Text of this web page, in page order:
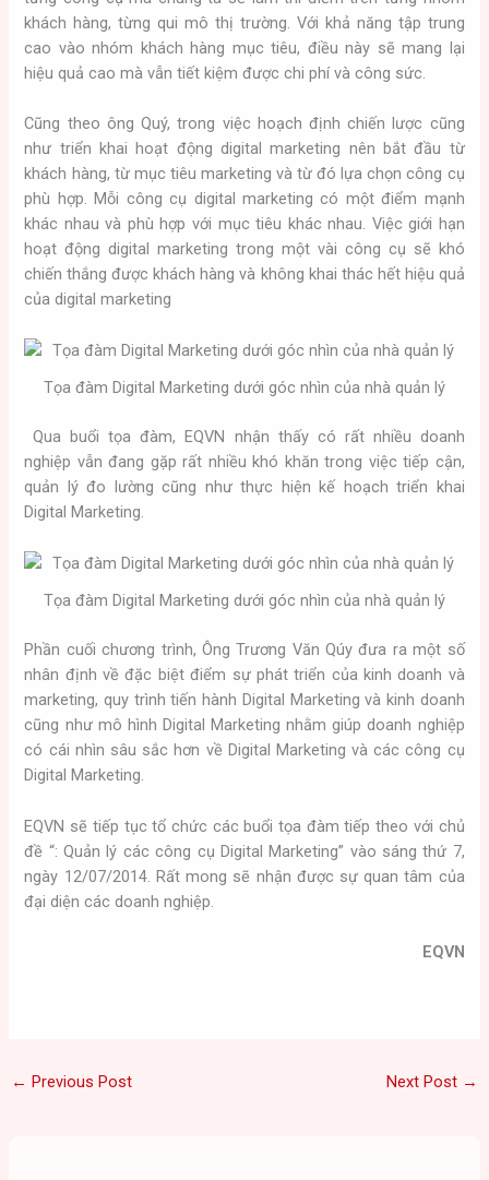
khách hàng, từng qui mô thị trường. Với khả năng tập trung
cao vào nhóm khách hàng mục tiêu, điều này sẽ mang lại
hiệu quả cao mà vẫn tiết kiệm được chi phí và công sức.
Cũng theo ông Quý, trong việc hoạch định chiến lược cũng
như triển khai hoạt động digital marketing nên bắt đầu từ
khách hàng, từ mục tiêu marketing và từ đó lựa chọn công cụ
phù hợp. Mỗi công cụ digital marketing có một điểm mạnh
khác nhau và phù hợp với mục tiêu khác nhau. Việc giới hạn
hoạt động digital marketing trong một vài công cụ sẽ khó
chiến thắng được khách hàng và không khai thác hết hiệu quả
của digital marketing
Tọa đàm Digital Marketing dưới góc nhìn của nhà quản lý
Qua buổi tọa đàm, EQVN nhận thấy có rất nhiều doanh
nghiệp vẫn đang gặp rất nhiều khó khăn trong việc tiếp cận,
quản lý đo lường cũng như thực hiện kế hoạch triển khai
Digital Marketing.
Tọa đàm Digital Marketing dưới góc nhìn của nhà quản lý
Phần cuối chương trình, Ông Trương Văn Qúy đưa ra một số
nhân định về đặc biệt điểm sự phát triển của kinh doanh và
marketing, quy trình tiến hành Digital Marketing và kinh doanh
cũng như mô hình Digital Marketing nhằm giúp doanh nghiệp
có cái nhìn sâu sắc hơn về Digital Marketing và các công cụ
Digital Marketing.
EQVN sẽ tiếp tục tổ chức các buổi tọa đàm tiếp theo với chủ
đề “: Quản lý các công cụ Digital Marketing” vào sáng thứ 7,
ngày 12/07/2014. Rất mong sẽ nhận được sự quan tâm của
đại diện các doanh nghiệp.
EQVN
← Previous Post Next Post →